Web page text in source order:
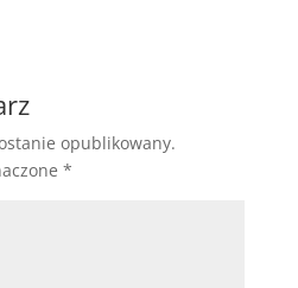
opublikowany.
*